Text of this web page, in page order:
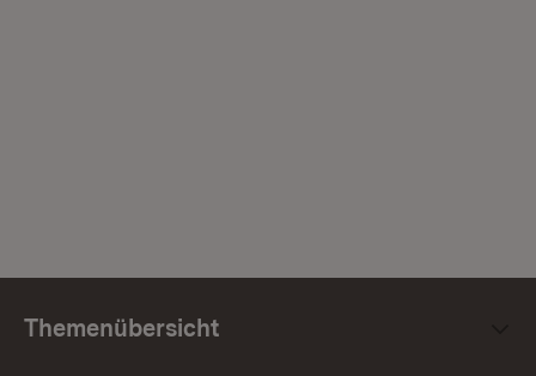
Themenübersicht